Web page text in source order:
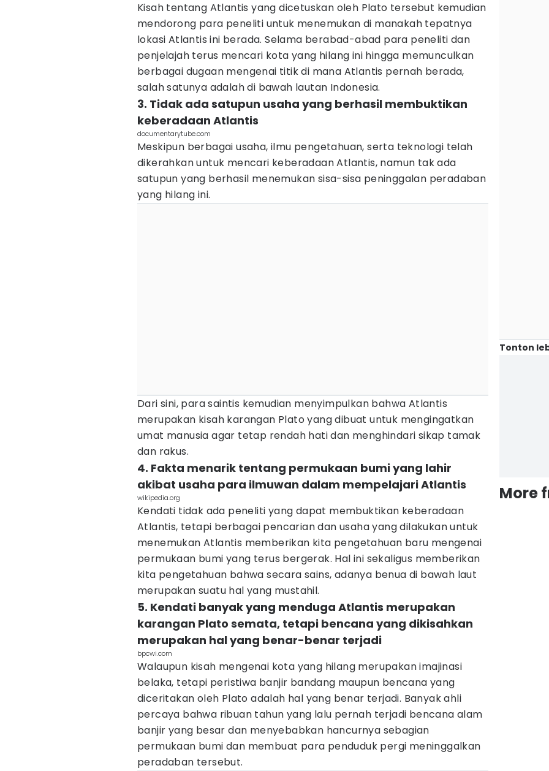
Kisah tentang Atlantis yang dicetuskan oleh Plato tersebut kemudian
mendorong para peneliti untuk menemukan di manakah tepatnya
lokasi Atlantis ini berada. Selama berabad-abad para peneliti dan
penjelajah terus mencari kota yang hilang ini hingga memunculkan
berbagai dugaan mengenai titik di mana Atlantis pernah berada,
salah satunya adalah di bawah lautan Indonesia.
3. Tidak ada satupun usaha yang berhasil membuktikan
keberadaan Atlantis
documentarytube.com
Meskipun berbagai usaha, ilmu pengetahuan, serta teknologi telah
dikerahkan untuk mencari keberadaan Atlantis, namun tak ada
satupun yang berhasil menemukan sisa-sisa peninggalan peradaban
yang hilang ini.
Dari sini, para saintis kemudian menyimpulkan bahwa Atlantis
merupakan kisah karangan Plato yang dibuat untuk mengingatkan
umat manusia agar tetap rendah hati dan menghindari sikap tamak
dan rakus.
4. Fakta menarik tentang permukaan bumi yang lahir
akibat usaha para ilmuwan dalam mempelajari Atlantis
wikipedia.org
Kendati tidak ada peneliti yang dapat membuktikan keberadaan
Atlantis, tetapi berbagai pencarian dan usaha yang dilakukan untuk
menemukan Atlantis memberikan kita pengetahuan baru mengenai
permukaan bumi yang terus bergerak. Hal ini sekaligus memberikan
kita pengetahuan bahwa secara sains, adanya benua di bawah laut
merupakan suatu hal yang mustahil.
5. Kendati banyak yang menduga Atlantis merupakan
karangan Plato semata, tetapi bencana yang dikisahkan
merupakan hal yang benar-benar terjadi
bpcwi.com
Walaupun kisah mengenai kota yang hilang merupakan imajinasi
belaka, tetapi peristiwa banjir bandang maupun bencana yang
diceritakan oleh Plato adalah hal yang benar terjadi. Banyak ahli
percaya bahwa ribuan tahun yang lalu pernah terjadi bencana alam
banjir yang besar dan menyebabkan hancurnya sebagian
permukaan bumi dan membuat para penduduk pergi meninggalkan
peradaban tersebut.
Tonton
More